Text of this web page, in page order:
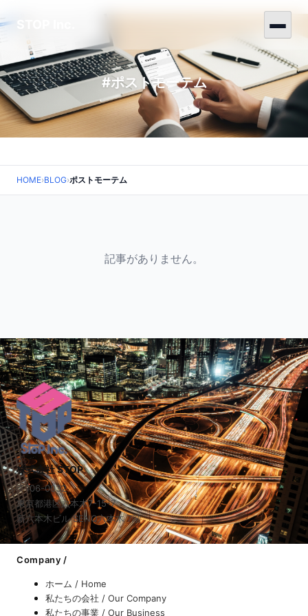
#ポストモーテム
HOME›BLOG›ポストモーテム
記事がありません。
株式会社 STOP
〒106-0032
東京都港区六本木7-15-7
新六本木ビル SENQ六本木 7階
Company /
ホーム / Home
私たちの会社 / Our Company
私たちの事業 / Our Business